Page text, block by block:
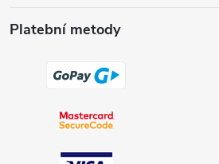
Platební metody